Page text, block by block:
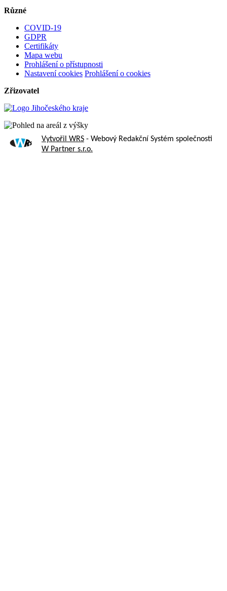
Různé
COVID-19
GDPR
Certifikáty
Mapa webu
Prohlášení o přístupnosti
Nastavení cookies Prohlášení o cookies
Zřizovatel
Vytvořil WRS - Webový Redakční Systém společnosti
W Partner s.r.o.